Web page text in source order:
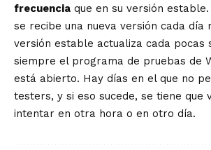
frecuencia que en su versión
se recibe una nueva versión cada día
versión estable actualiza cada pocas
siempre el programa de pruebas de
está abierto. Hay días en el que no
testers, y si eso sucede, se tiene que
intentar en otra hora o en otro día.